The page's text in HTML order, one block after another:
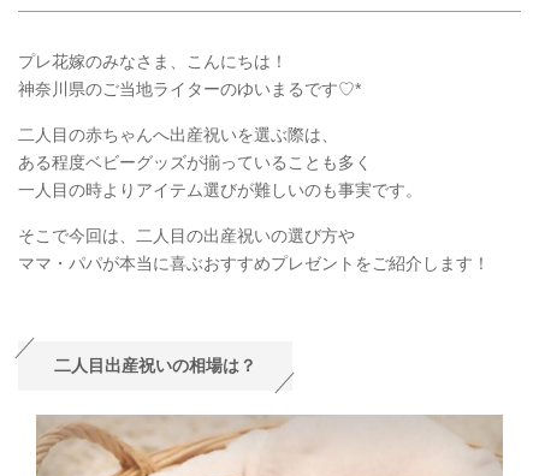
プレ花嫁のみなさま、こんにちは！
神奈川県のご当地ライターのゆいまるです♡*
二人目の赤ちゃんへ出産祝いを選ぶ際は、
ある程度ベビーグッズが揃っていることも多く
一人目の時よりアイテム選びが難しいのも事実です。
そこで今回は、二人目の出産祝いの選び方や
ママ・パパが本当に喜ぶおすすめプレゼントをご紹介します！
二人目出産祝いの相場は？